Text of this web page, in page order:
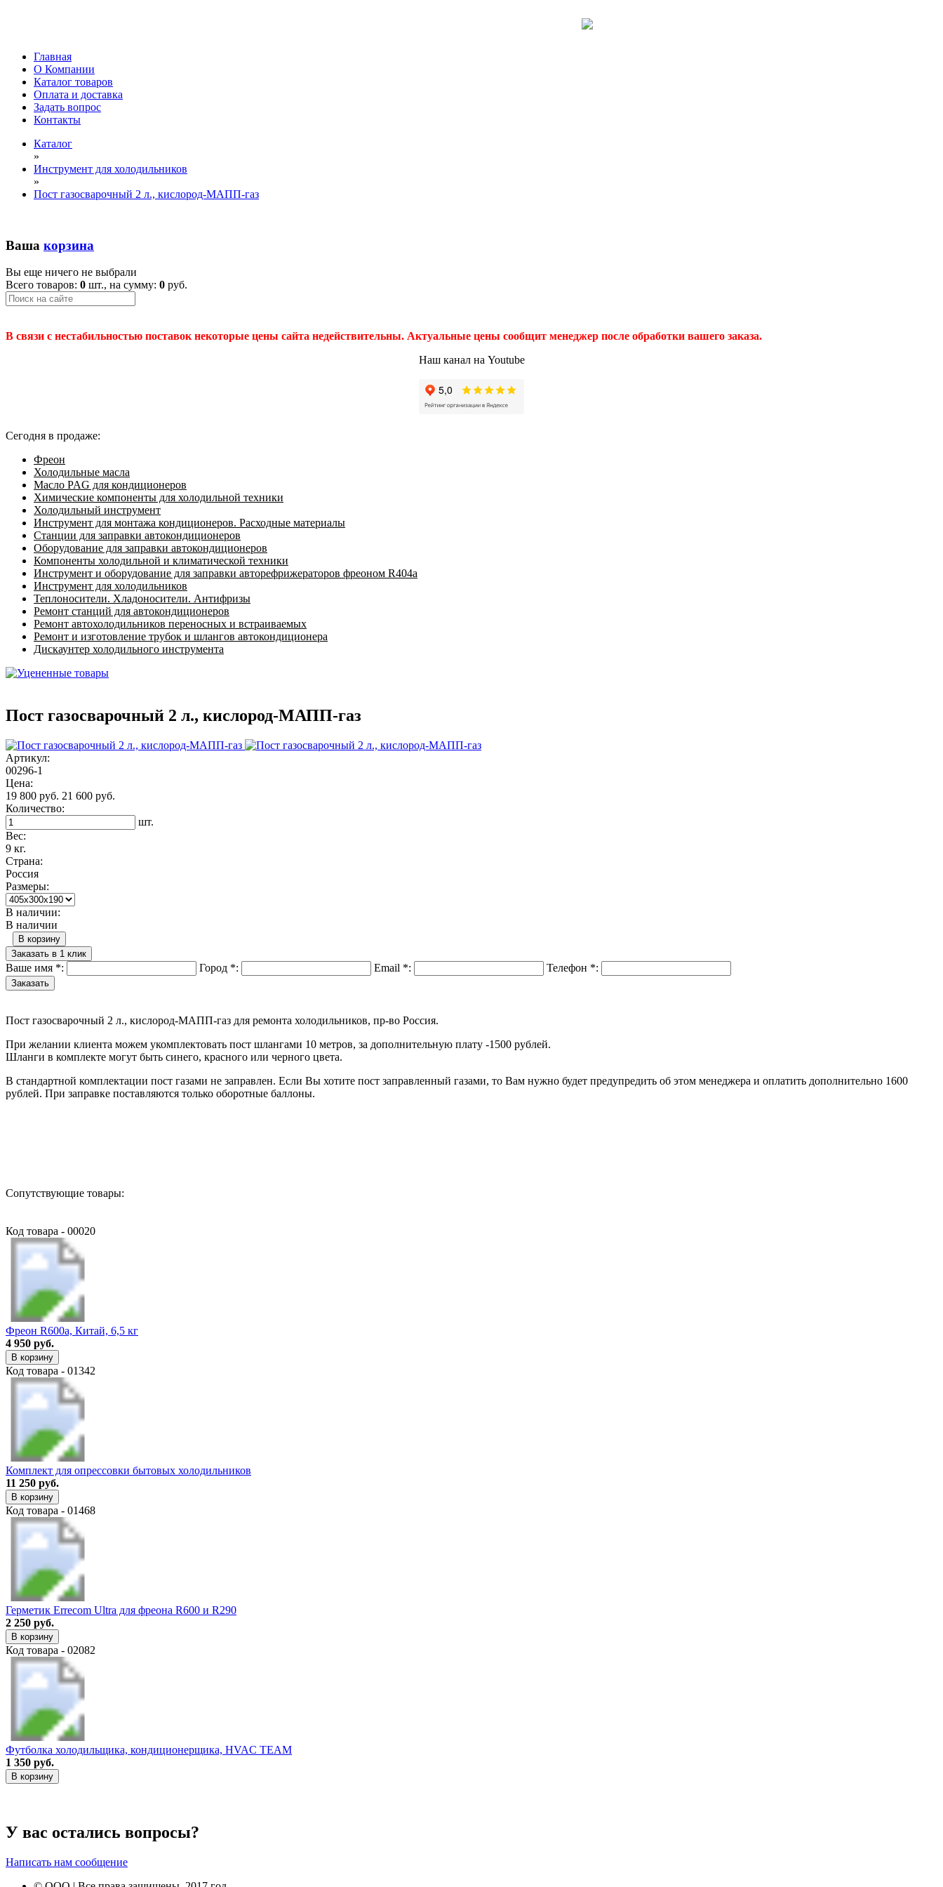
Главная
О Компании
Каталог товаров
Оплата и доставка
Задать вопрос
Контакты
Каталог
»
Инструмент для холодильников
»
Пост газосварочный 2 л., кислород-МАПП-газ
Ваша корзина
Вы еще ничего не выбрали
Всего товаров: 0 шт., на сумму: 0 руб.
В связи с нестабильностью поставок некоторые цены сайта недействительны. Актуальные цены сообщит менеджер после обработки вашего заказа.
Наш канал на Youtube
Сегодня в продаже:
Фреон
Холодильные масла
Масло PAG для кондиционеров
Химические компоненты для холодильной техники
Холодильный инструмент
Инструмент для монтажа кондиционеров. Расходные материалы
Станции для заправки автокондиционеров
Оборудование для заправки автокондиционеров
Компоненты холодильной и климатической техники
Инструмент и оборудование для заправки авторефрижераторов фреоном R404a
Инструмент для холодильников
Теплоносители. Хладоносители. Антифризы
Ремонт станций для автокондиционеров
Ремонт автохолодильников переносных и встраиваемых
Ремонт и изготовление трубок и шлангов автокондиционера
Дискаунтер холодильного инструмента
Пост газосварочный 2 л., кислород-МАПП-газ
Артикул:
00296-1
Цена:
19 800 руб. 21 600 руб.
Количество:
шт.
Вес:
9 кг.
Страна:
Россия
Размеры:
В наличии:
В наличии
В корзину
Заказать в 1 клик
Ваше имя *: Город *: Email *: Телефон *:
Пост газосварочный 2 л., кислород-МАПП-газ для ремонта холодильников, пр-во Россия.
При желании клиента можем укомплектовать пост шлангами 10 метров, за дополнительную плату -1500 рублей.
Шланги в комплекте могут быть синего, красного или черного цвета.
В стандартной комплектации пост газами не заправлен. Если Вы хотите пост заправленный газами, то Вам нужно будет предупредить об этом менеджера и оплатить дополнительно 1600
рублей. При заправке поставляются только оборотные баллоны.
Сопутствующие товары:
Код товара - 00020
Фреон R600a, Китай, 6,5 кг
4 950 руб.
В корзину
Код товара - 01342
Комплект для опрессовки бытовых холодильников
11 250 руб.
В корзину
Код товара - 01468
Герметик Errecom Ultra для фреона R600 и R290
2 250 руб.
В корзину
Код товара - 02082
Футболка холодильщика, кондиционерщика, HVAC TEAM
1 350 руб.
В корзину
У вас остались вопросы?
Написать нам сообщение